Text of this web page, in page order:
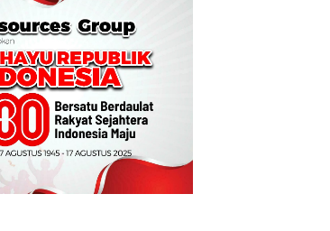
Piala Wali Kota
Manado